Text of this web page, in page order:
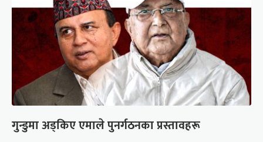
गुन्डुमा अड्किए एमाले पुनर्गठनका प्रस्तावहरू